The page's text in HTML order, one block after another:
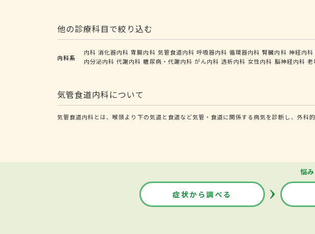
他の診療科目で絞り込む
内科系
内科 消化器内科 胃腸内科 気管食道内科 呼吸器内科 循環器内科 腎臓内科 神経内科
内分泌内科 代謝内科 糖尿病・代謝内科 がん内科 透析内科 女性内科 脳神経内科 老
気管食道内科について
気管食道内科とは、喉頭より下の気道と食道など気管・食道に関係する病気を診断し、外科
悩
症状から調べる